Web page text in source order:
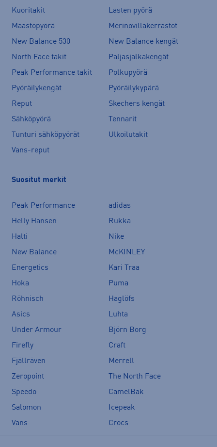
Kuoritakit
Lasten pyörä
Maastopyörä
Merinovillakerrastot
New Balance 530
New Balance kengät
North Face takit
Paljasjalkakengät
Peak Performance takit
Polkupyörä
Pyöräilykengät
Pyöräilykypärä
Reput
Skechers kengät
Sähköpyörä
Tennarit
Tunturi sähköpyörät
Ulkoilutakit
Vans-reput
Suositut merkit
Peak Performance
adidas
Helly Hansen
Rukka
Halti
Nike
New Balance
McKINLEY
Energetics
Kari Traa
Hoka
Puma
Röhnisch
Haglöfs
Asics
Luhta
Under Armour
Björn Borg
Firefly
Craft
Fjällräven
Merrell
Zeropoint
The North Face
Speedo
CamelBak
Salomon
Icepeak
Vans
Crocs